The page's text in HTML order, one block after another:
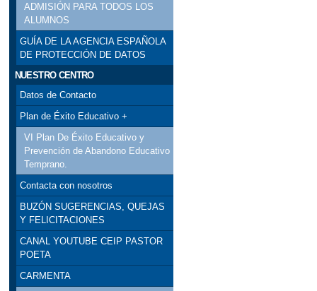
ADMISIÓN PARA TODOS LOS
ALUMNOS
GUÍA DE LA AGENCIA ESPAÑOLA
DE PROTECCIÓN DE DATOS
NUESTRO CENTRO
Datos de Contacto
Plan de Éxito Educativo +
VI Plan De Éxito Educativo y
Prevención de Abandono Educativo
Temprano.
Contacta con nosotros
BUZÓN SUGERENCIAS, QUEJAS
Y FELICITACIONES
CANAL YOUTUBE CEIP PASTOR
POETA
CARMENTA